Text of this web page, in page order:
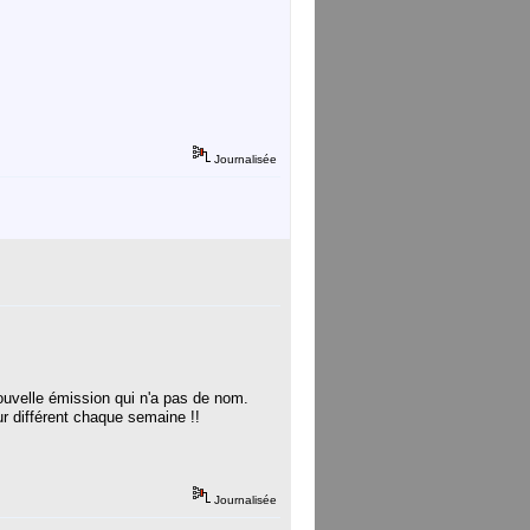
Journalisée
émission qui n'a pas de nom.
différent chaque semaine !!
Journalisée